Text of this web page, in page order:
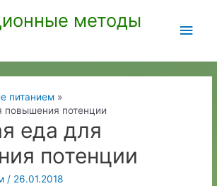
методы
питанием
повышения потенции
еда для
потенции
/ 26.01.2018